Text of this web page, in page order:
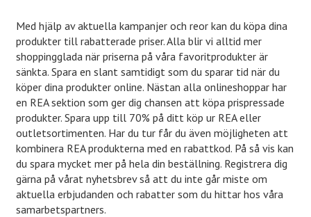
Med hjälp av aktuella kampanjer och reor kan du köpa dina
produkter till rabatterade priser. Alla blir vi alltid mer
shoppingglada när priserna på våra favoritprodukter är
sänkta. Spara en slant samtidigt som du sparar tid när du
köper dina produkter online. Nästan alla onlineshoppar har
en REA sektion som ger dig chansen att köpa prispressade
produkter. Spara upp till 70% på ditt köp ur REA eller
outletsortimenten. Har du tur får du även möjligheten att
kombinera REA produkterna med en rabattkod. På så vis kan
du spara mycket mer på hela din beställning. Registrera dig
gärna på vårat nyhetsbrev så att du inte går miste om
aktuella erbjudanden och rabatter som du hittar hos våra
samarbetspartners.